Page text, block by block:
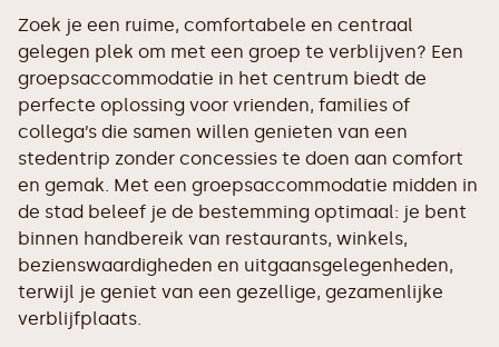
Zoek je een ruime, comfortabele en centraal
gelegen plek om met een groep te verblijven? Een
groepsaccommodatie in het centrum biedt de
perfecte oplossing voor vrienden, families of
collega’s die samen willen genieten van een
stedentrip zonder concessies te doen aan comfort
en gemak. Met een groepsaccommodatie midden in
de stad beleef je de bestemming optimaal: je bent
binnen handbereik van restaurants, winkels,
bezienswaardigheden en uitgaansgelegenheden,
terwijl je geniet van een gezellige, gezamenlijke
verblijfplaats.